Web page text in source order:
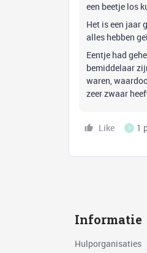
een beetje los
Het is een jaar
alles hebben
Eentje had
bemiddelaar
waren,
zeer zwaar
Like I 1
Informatie
Hulporganisaties